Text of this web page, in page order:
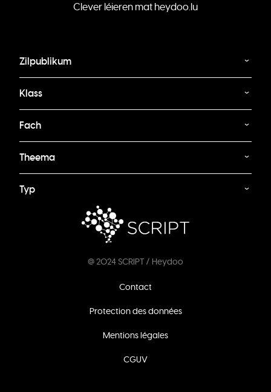
Clever léieren mat heydoo.lu
Zilpublikum
Klass
Fach
Theema
Typ
@ 2024 SCRIPT / Heydoo
Contact
Protection des données
Mentions légales
CGUV